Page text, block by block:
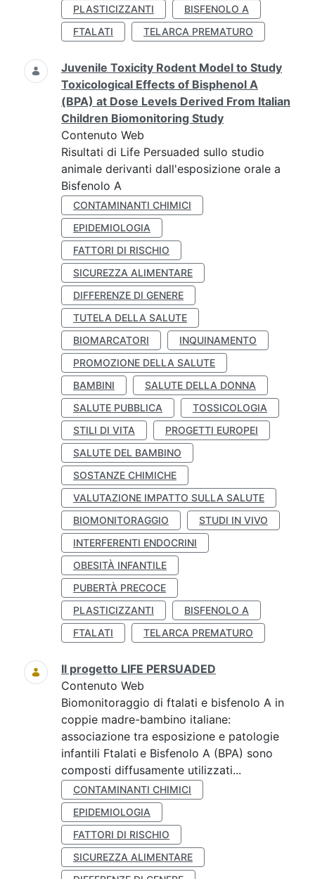
PLASTICIZZANTI
BISFENOLO A
FTALATI
TELARCA PREMATURO
Juvenile Toxicity Rodent Model to Study
Toxicological Effects of Bisphenol A
(BPA) at Dose Levels Derived From Italian
Children Biomonitoring Study
Contenuto Web
Risultati di Life Persuaded sullo studio
animale derivanti dall'esposizione orale a
Bisfenolo A
CONTAMINANTI CHIMICI
EPIDEMIOLOGIA
FATTORI DI RISCHIO
SICUREZZA ALIMENTARE
DIFFERENZE DI GENERE
TUTELA DELLA SALUTE
BIOMARCATORI
INQUINAMENTO
PROMOZIONE DELLA SALUTE
BAMBINI
SALUTE DELLA DONNA
SALUTE PUBBLICA
TOSSICOLOGIA
STILI DI VITA
PROGETTI EUROPEI
SALUTE DEL BAMBINO
SOSTANZE CHIMICHE
VALUTAZIONE IMPATTO SULLA SALUTE
BIOMONITORAGGIO
STUDI IN VIVO
INTERFERENTI ENDOCRINI
OBESITÀ INFANTILE
PUBERTÀ PRECOCE
PLASTICIZZANTI
BISFENOLO A
FTALATI
TELARCA PREMATURO
Il progetto LIFE PERSUADED
Contenuto Web
Biomonitoraggio di ftalati e bisfenolo A in
coppie madre-bambino italiane:
associazione tra esposizione e patologie
infantili Ftalati e Bisfenolo A (BPA) sono
composti diffusamente utilizzati...
CONTAMINANTI CHIMICI
EPIDEMIOLOGIA
FATTORI DI RISCHIO
SICUREZZA ALIMENTARE